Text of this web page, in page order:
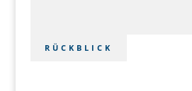
RÜCKBLICK